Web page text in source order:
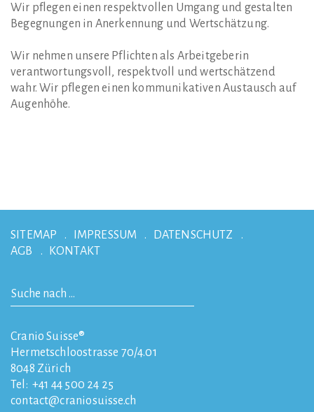
Wir pflegen einen respektvollen Umgang und gestalten
Begegnungen in Anerkennung und Wertschätzung.
Wir nehmen unsere Pflichten als Arbeitgeberin
verantwortungsvoll, respektvoll und wertschätzend
wahr. Wir pflegen einen kommunikativen Austausch auf
Augenhöhe.
SITEMAP IMPRESSUM
DATENSCHUTZ
AGB
KONTAKT
Cranio Suisse®
Hermetschloostrasse 70/4.01
8048 Zürich
Tel: +41 44 500 24 25
contact
craniosuisse.ch